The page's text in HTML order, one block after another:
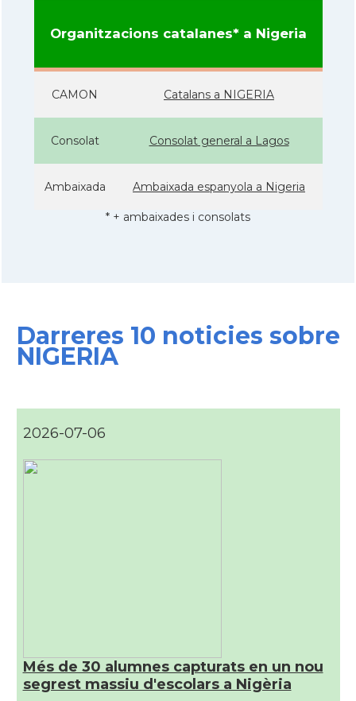
Organitzacions catalanes* a Nigeria
CAMON Catalans a NIGERIA
Consolat Consolat general a Lagos
Ambaixada Ambaixada espanyola a Nigeria
* + ambaixades i consolats
Darreres 10 noticies sobre
NIGERIA
2026-07-06
Més de 30 alumnes capturats en un nou
segrest massiu d'escolars a Nigèria